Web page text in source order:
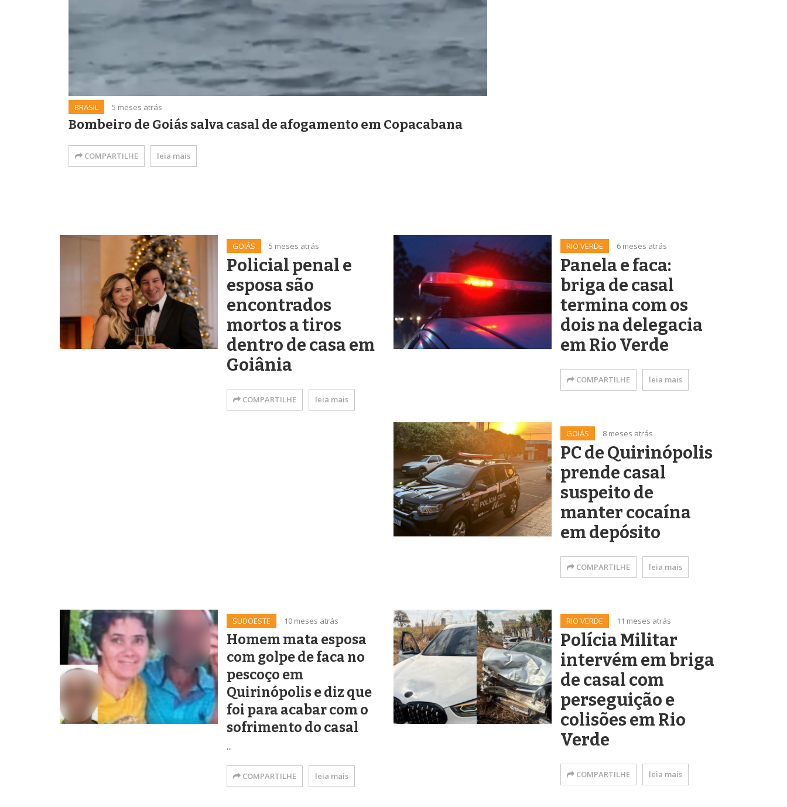
BRASIL 5 meses atrás
Bombeiro de Goiás salva casal de afogamento em Copacabana
COMPARTILHE leia mais
GOIÁS 5 meses atrás
Policial penal e
esposa são
encontrados
mortos a tiros
dentro de casa em
Goiânia
COMPARTILHE leia mais
RIO VERDE 6 meses atrás
Panela e faca:
briga de casal
termina com os
dois na delegacia
em Rio Verde
COMPARTILHE leia mais
GOIÁS 8 meses atrás
PC de Quirinópolis
prende casal
suspeito de
manter cocaína
em depósito
COMPARTILHE leia mais
SUDOESTE 10 meses atrás
Homem mata esposa
com golpe de faca no
pescoço em
Quirinópolis e diz que
foi para acabar com o
sofrimento do casal
...
COMPARTILHE leia mais
RIO VERDE 11 meses atrás
Polícia Militar
intervém em briga
de casal com
perseguição e
colisões em Rio
Verde
COMPARTILHE leia mais